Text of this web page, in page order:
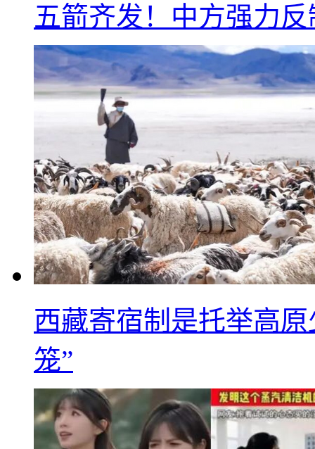
五箭齐发！中方强力
西藏寄宿制是托举高
笼”